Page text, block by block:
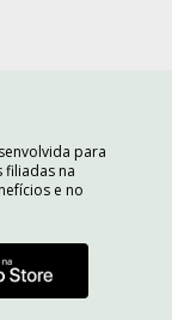
para
filiadas na
e no